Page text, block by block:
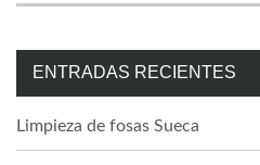
ENTRADAS RECIENTES
Limpieza de fosas Sueca